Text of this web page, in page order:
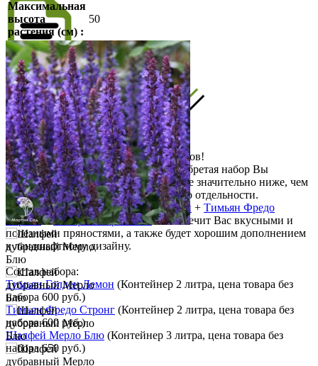
Максимальная
высота
растения (см) :
50
Описание
Описание
НАБОР из трёх отдельных контейнеров!
Внимание! Выгодная покупка - приобретая набор Вы
получаете несколько растений по цене значительно ниже, чем
если бы покупали каждое растение по отдельности.
Набор для мясаТимьян Голден Лемон + Тимьян Фредо
Стронг+Шалфей Мерло Блю- обеспечит Вас вкусными и
полезными пряностями, а также будет хорошим дополнением
к ландшафтному дизайну.
Состав набора:
Тимьян Голден Лемон (Контейнер 2 литра, цена товара без
набора 600 руб.)
Тимьян Фредо Стронг (Контейнер 2 литра, цена товара без
набора 600 руб.)
Шалфей Мерло Блю (Контейнер 3 литра, цена товара без
набора 650 руб.)